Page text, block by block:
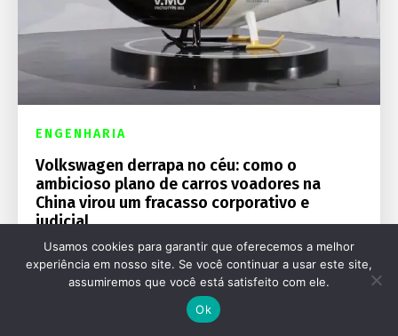
ENGENHARIA
Volkswagen derrapa no céu: como o
ambicioso plano de carros voadores na
China virou um fracasso corporativo e
judicial
Usamos cookies para garantir que oferecemos a melhor
experiência em nosso site. Se você continuar a usar este site,
assumiremos que você está satisfeito com ele.
Ok